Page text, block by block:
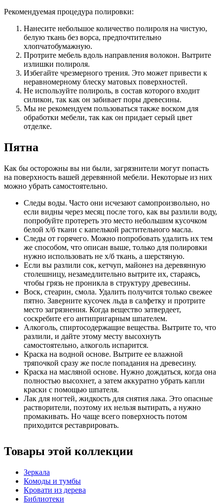
Рекомендуемая процедура полировки:
Нанесите небольшое количество полироля на чистую,
белую ткань без ворса, предпочтительно
хлопчатобумажную.
Протрите мебель вдоль направления волокон. Вытрите
излишки полироля.
Избегайте чрезмерного трения. Это может привести к
неравномерному блеску матовых поверхностей.
Не используйте полироль, в состав которого входит
силикон, так как он забивает поры древесины.
Мы не рекомендуем пользоваться также воском для
обработки мебели, так как он придает серый цвет
отделке.
Пятна
Как бы осторожны вы ни были, загрязнители могут попасть
на поверхность вашей деревянной мебели. Некоторые из них
можно убрать самостоятельно.
Следы воды. Часто они исчезают самопроизвольно, но
если видны через месяц после того, как вы разлили воду,
попробуйте протереть это место небольшим кусочком
белой х/б ткани с капелькой растительного масла.
Следы от горячего. Можно попробовать удалить их тем
же способом, что описан выше, только для полировки
нужно использовать не х/б ткань, а шерстяную.
Если вы разлили сок, кетчуп, майонез на деревянную
столешницу, незамедлительно вытрите их, стараясь,
чтобы грязь не проникла в структуру древесины.
Воск, стеарин, смола. Удалить получится только свежее
пятно. Заверните кусочек льда в салфетку и протрите
место загрязнения. Когда вещество затвердеет,
соскребите его антипригарным шпателем.
Алкоголь, спиртосодержащие вещества. Вытрите то, что
разлили, и дайте этому месту высохнуть
самостоятельно, алкоголь испарится.
Краска на водной основе. Вытрите ее влажной
тряпочкой сразу же после попадания на древесину.
Краска на масляной основе. Нужно дождаться, когда она
полностью высохнет, а затем аккуратно убрать капли
краски с помощью шпателя.
Лак для ногтей, жидкость для снятия лака. Это опасные
растворители, поэтому их нельзя вытирать, а нужно
промакивать. Но чаще всего поверхность потом
приходится реставрировать.
Товары этой коллекции
Зеркала
Комоды и тумбы
Кровати из дерева
Библиотеки